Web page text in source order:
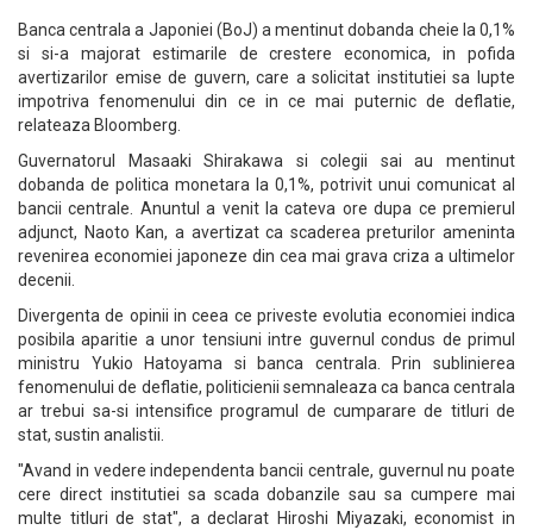
Banca centrala a Japoniei (BoJ) a mentinut dobanda cheie la 0,1%
si si-a majorat estimarile de crestere economica, in pofida
avertizarilor emise de guvern, care a solicitat institutiei sa lupte
impotriva fenomenului din ce in ce mai puternic de deflatie,
relateaza Bloomberg.
Guvernatorul Masaaki Shirakawa si colegii sai au mentinut
dobanda de politica monetara la 0,1%, potrivit unui comunicat al
bancii centrale. Anuntul a venit la cateva ore dupa ce premierul
adjunct, Naoto Kan, a avertizat ca scaderea preturilor ameninta
revenirea economiei japoneze din cea mai grava criza a ultimelor
decenii.
Divergenta de opinii in ceea ce priveste evolutia economiei indica
posibila aparitie a unor tensiuni intre guvernul condus de primul
ministru Yukio Hatoyama si banca centrala. Prin sublinierea
fenomenului de deflatie, politicienii semnaleaza ca banca centrala
ar trebui sa-si intensifice programul de cumparare de titluri de
stat, sustin analistii.
"Avand in vedere independenta bancii centrale, guvernul nu poate
cere direct institutiei sa scada dobanzile sau sa cumpere mai
multe titluri de stat", a declarat Hiroshi Miyazaki, economist in